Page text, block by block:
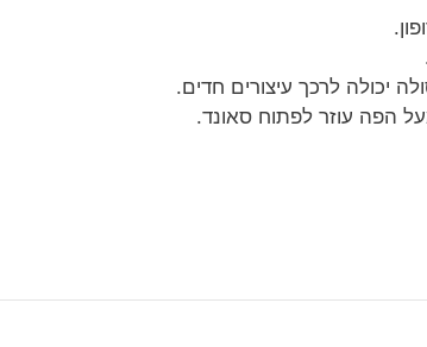
יכולה לרכך עיצורים חדים.
הפה עוזר לפתוח סאונד.